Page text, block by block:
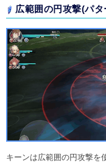
広範囲の円攻撃(パタ
キーンは広範囲の円攻撃を